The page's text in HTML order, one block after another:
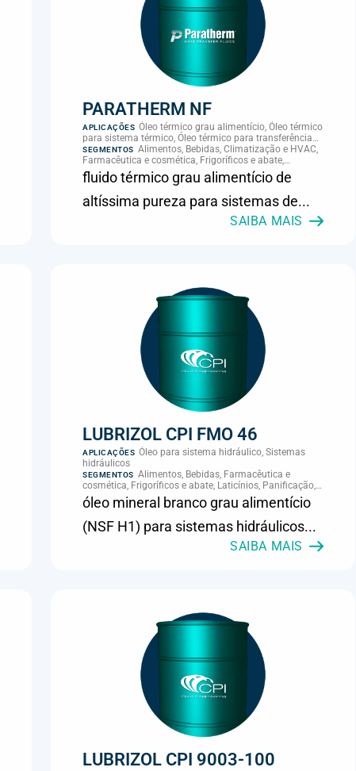
PARATHERM NF
APLICAÇÕES Óleo térmico grau alimentício, Óleo térmico
para sistema térmico, Óleo térmico para transferência
de calor, Transferência térmica
SEGMENTOS Alimentos, Bebidas, Climatização e HVAC,
Farmacêutica e cosmética, Frigoríficos e abate,
Laticínios, Panificação, Supermercados e refrigeração
comercial
fluido térmico grau alimentício de
altíssima pureza para sistemas de...
SAIBA MAIS
LUBRIZOL CPI FMO 46
APLICAÇÕES Óleo para sistema hidráulico, Sistemas
hidráulicos
SEGMENTOS Alimentos, Bebidas, Farmacêutica e
cosmética, Frigoríficos e abate, Laticínios, Panificação,
Supermercados e refrigeração comercial
óleo mineral branco grau alimentício
(NSF H1) para sistemas hidráulicos...
SAIBA MAIS
LUBRIZOL CPI 9003-100